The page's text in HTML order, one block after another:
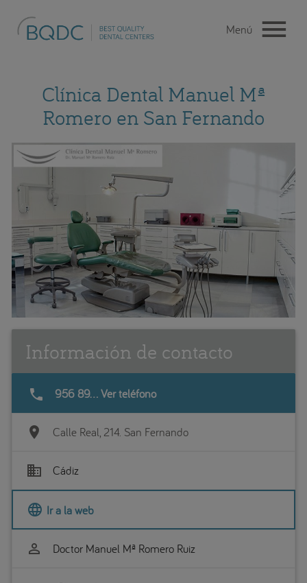
Clínica Dental Manuel Mª
Romero en San Fernando
Información de contacto
phone 956 89... Ver teléfono
location_on Calle Real, 214. San Fernando
business Cádiz
language Ir a la web
perm_identity Doctor Manuel Mª Romero Ruiz